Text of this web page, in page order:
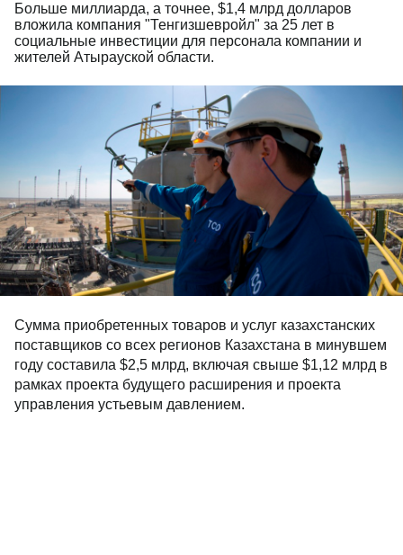
Больше миллиарда, а точнее, $1,4 млрд долларов
вложила компания "Тенгизшевройл" за 25 лет в
социальные инвестиции для персонала компании и
жителей Атырауской области.
Сумма приобретенных товаров и услуг казахстанских
поставщиков со всех регионов Казахстана в минувшем
году составила $2,5 млрд, включая свыше $1,12 млрд в
рамках проекта будущего расширения и проекта
управления устьевым давлением.